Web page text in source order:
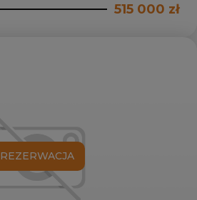
515 000 zł
REZERWACJA